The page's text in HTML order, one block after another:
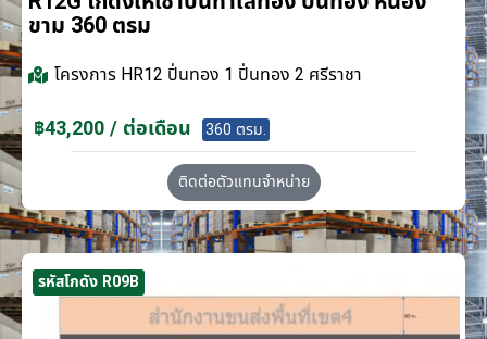
ขาม 360 ตรม
โครงการ HR12 ปิ่นทอง 1 ปิ่นทอง 2 ศรีราชา
฿43,200 / ต่อเดือน 360 ตรม.
ติดต่อตัวแทนจำหน่าย
รหัสโกดัง R09B